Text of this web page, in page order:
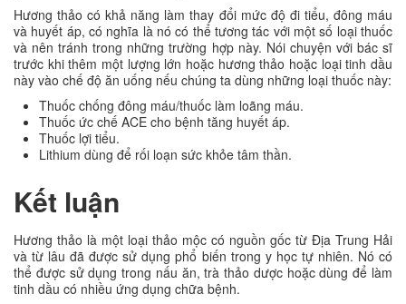
Hương thảo có khả năng làm thay đổi mức độ đi tiểu, đông máu
và huyết áp, có nghĩa là nó có thể tương tác với một số loại thuốc
và nên tránh trong những trường hợp này. Nói chuyện với bác sĩ
trước khi thêm một lượng lớn hoặc hương thảo hoặc loại tinh dầu
này vào chế độ ăn uống nếu chúng ta dùng những loại thuốc này:
Thuốc chống đông máu/thuốc làm loãng máu.
Thuốc ức chế ACE cho bệnh tăng huyết áp.
Thuốc lợi tiểu.
Lithium dùng để rối loạn sức khỏe tâm thần.
Kết luận
Hương thảo là một loại thảo mộc có nguồn gốc từ Địa Trung Hải
và từ lâu đã được sử dụng phổ biến trong y học tự nhiên. Nó có
thể được sử dụng trong nấu ăn, trà thảo dược hoặc dùng để làm
tinh dầu có nhiều ứng dụng chữa bệnh.